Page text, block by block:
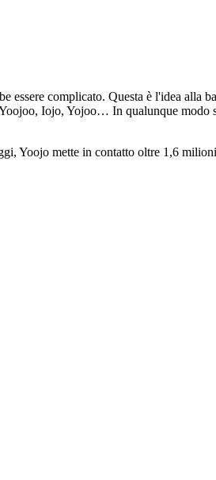
complicato. Questa è l'idea alla
Iojo, Yojoo… In qualunque modo
Yoojo mette in contatto oltre 1,6